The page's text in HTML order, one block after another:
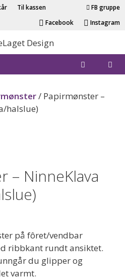
Til kassen
FB gruppe
Instagram
Facebook
/ Papirmønster –
halslue)
– NinneKlava
på fôret/vendbar
ribbkant rundt ansiktet.
du glipper og
varmt.